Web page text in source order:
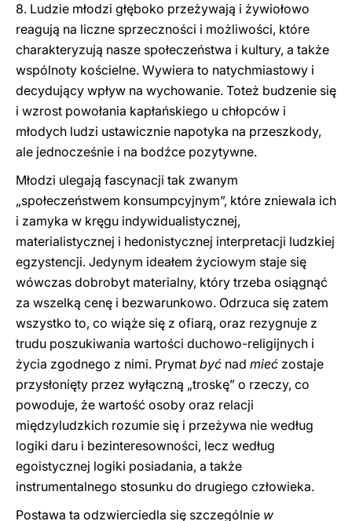
8. Ludzie młodzi głęboko przeżywają i żywiołowo
reagują na liczne sprzeczności i możliwości, które
charakteryzują nasze społeczeństwa i kultury, a także
wspólnoty kościelne. Wywiera to natychmiastowy i
decydujący wpływ na wychowanie. Toteż budzenie się
i wzrost powołania kapłańskiego u chłopców i
młodych ludzi ustawicznie napotyka na przeszkody,
ale jednocześnie i na bodźce pozytywne.
Młodzi ulegają fascynacji tak zwanym
„społeczeństwem konsumpcyjnym”, które zniewala ich
i zamyka w kręgu indywidualistycznej,
materialistycznej i hedonistycznej interpretacji ludzkiej
egzystencji. Jedynym ideałem życiowym staje się
wówczas dobrobyt materialny, który trzeba osiągnąć
za wszelką cenę i bezwarunkowo. Odrzuca się zatem
wszystko to, co wiąże się z ofiarą, oraz rezygnuje z
trudu poszukiwania wartości duchowo-religijnych i
życia zgodnego z nimi. Prymat być nad mieć zostaje
przysłonięty przez wyłączną „troskę” o rzeczy, co
powoduje, że wartość osoby oraz relacji
międzyludzkich rozumie się i przeżywa nie według
logiki daru i bezinteresowności, lecz według
egoistycznej logiki posiadania, a także
instrumentalnego stosunku do drugiego człowieka.
Postawa ta odzwierciedla się szczególnie w